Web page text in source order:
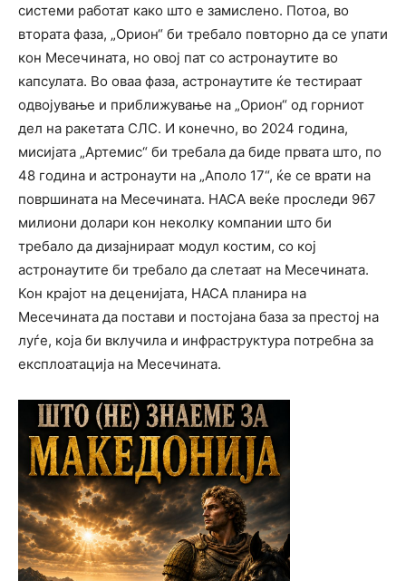
системи работат како што е замислено. Потоа, во
втората фаза, „Орион“ би требало повторно да се упати
кон Месечината, но овој пат со астронаутите во
капсулата. Во оваа фаза, астронаутите ќе тестираат
одвојување и приближување на „Орион“ од горниот
дел на ракетата СЛС. И конечно, во 2024 година,
мисијата „Артемис“ би требала да биде првата што, по
48 година и астронаути на „Аполо 17“, ќе се врати на
површината на Месечината. НАСА веќе проследи 967
милиони долари кон неколку компании што би
требало да дизајнираат модул костим, со кој
астронаутите би требало да слетаат на Месечината.
Кон крајот на деценијата, НАСА планира на
Месечината да постави и постојана база за престој на
луѓе, која би вклучила и инфраструктура потребна за
експлоатација на Месечината.